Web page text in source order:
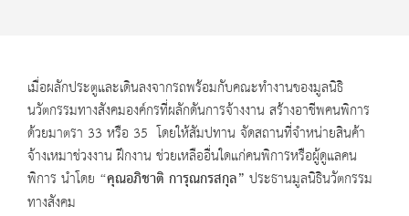
เมื่อผลักประตูและเดินลงจากรถพร้อมกับคณะทำงานของมูลนิธิ
นวัตกรรมทางสังคมองค์กรที่ผลักดันการจ้างงาน สร้างอาชีพคนพิการ
ด้วยมาตรา 33 หรือ 35 โดยให้สัมปทาน จัดสถานที่จำหน่ายสินค้า
จ้างเหมาช่วงงาน ฝึกงาน ช่วยเหลืออื่นใดแก่คนพิการหรือผู้ดูแลคน
พิการ นำโดย “คุณอภิชาติ การุณกรสกุล” ประธานมูลนิธินวัตกรรม
ทางสังคม